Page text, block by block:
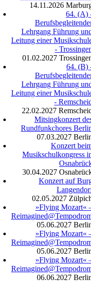
14.11.2026
64. (A)
Lehrgang Führung
Leitung einer
-
01.02.2027
64. (B)
Lehrgang Führung
Leitung einer
-
22.02.2027
Mitsingkonzert
Rundfunkchores
07.03.2027
Konzert
Musikschulkongress
30.04.2027
Konzert auf
02.05.2027
»Flying Mozart«
05.06.2027
»Flying Mozart«
05.06.2027
»Flying Mozart«
06.06.2027